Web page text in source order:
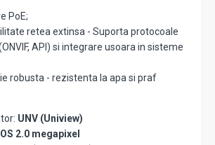
PoE;
retea extinsa - Suporta protocoale
API) si integrare usoara in sisteme
robusta - rezistenta la apa si praf
UNV (Uniview)
2.0 megapixel